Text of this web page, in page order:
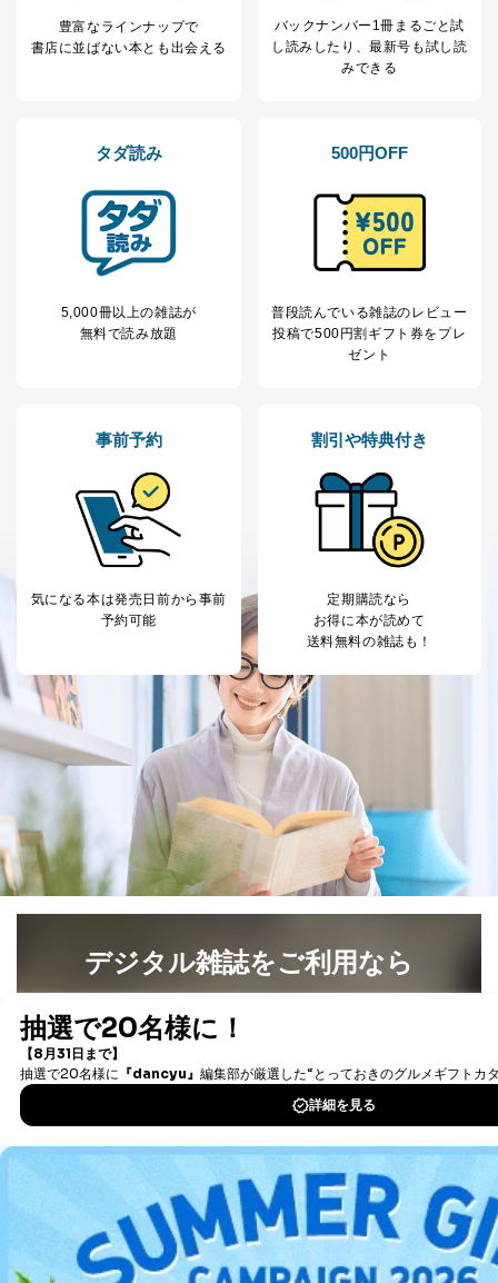
応じた新商品・サービスに関する
広告のため
お問い合わせ対応、トラブル対
当社カスタマーQ＆
Aサービス利用者
サイトのサービス内容のご案内の
ｅメール等による商品、サービ
ス、キャンペーン等の広告に関す
4
採用応募者の方の
個人情報
採用選考、ご連絡のため
人事、総務などの雇用管理等のた
により当社の
等をご利用の方の
個人情報
た商品の発売元企業からのｅメー
サービス、キャンペーン等の広告
に関するご案内のため
7
SNS公式アカウン
トに登録された方
の個人情報
当社のサービス利用状況の把握お
お問い合わせ対応、トラブル対
質向上のため
その他当社のプライバシーポリシ
ー等にて公表する利用目的達成の
ため
※上記の利用目的のうちNo.1～5については保有個人デ
ータ（開示対象個人情報）の利用目的であり、下記4.の
開示等のご請求に対応させていただきます。
なお、6、7については、パートナー（提携企業）様又は
各SNS運営会社様にご請求いただきますようお願い致し
ます。
３．個人情報の第三者提供について
当社は、取得した個人情報を適切に管理し､あらかじめ
法令に基づく場合
人の生命､身体または財産の保護のために必要がある
場合であって、本人の同意を得ることが困難であると
き。
公衆衛生の向上または児童の健全な育成の推進のため
に特に必要がある場合であって、本人の同意を得るこ
とが困難である場合。
国の機関もしくは地方公共団体またはその委託を受け
た者が法令の定める事務を遂行することに対して協力
する必要がある場合であって、本人の同意を得ること
上記２．の利用目的を実施するために守秘義務を結ん
だ企業に、業務の一部として個人情報の取扱いを委
託・提供する場合、その業務に必要な範囲で委託・提
供先企業に個人情報を開示することがあります。
豊富なラインナップで
書店に並ばない本とも出会える
バックナンバー1冊まるごと試
し読み したり、最新号も試し読
みできる
タダ読み
5,000冊以上の雑誌が
無料で読み放題
500円OFF
普段読んでいる雑誌のレビュー
投稿で500円割ギフト券をプレ
ゼント
事前予約
気になる本は発売日前から事前
予約可能
割引や特典付き
定期購読なら
お得に本が読めて
送料無料の雑誌も！
デジタル雑誌をご利用なら
書籍）が無料で読み放題！
DOWNLOAD FOR IOS
DOWNLOAD FOR ANDROID
ご利用方法はこちら